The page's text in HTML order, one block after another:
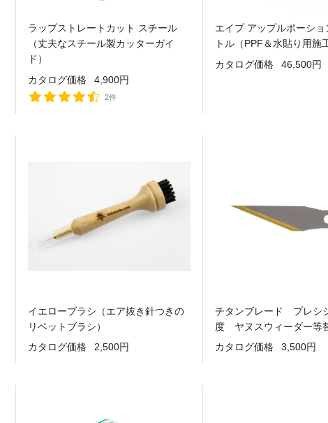
ラップストレートカット スチール
（丈夫なスチール製カッターガイ
ド）
カタログ価格
4,900円
2件
エイプ アップルポーシ
トル（PPF＆水貼り用施
カタログ価格
46,500円
イエローブラシ（エア抜き針つきの
リベットブラシ）
カタログ価格
2,500円
チタンブレード プレシ
度 ヤヌスウィーダー等
カタログ価格
3,500円